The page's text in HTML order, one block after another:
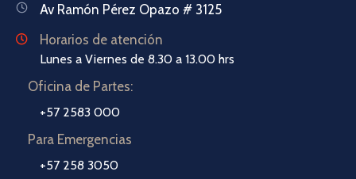
Av Ramón Pérez Opazo # 3125
Horarios de atención
Lunes a Viernes de 8.30 a 13.00 hrs
Oficina de Partes:
+57 2583 000
Para Emergencias
+57 258 3050